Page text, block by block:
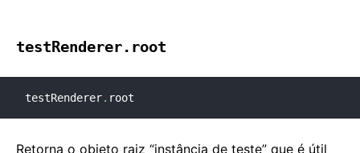
testRenderer.root
testRenderer. root
Retorna o objeto raiz “instância de teste” que é útil